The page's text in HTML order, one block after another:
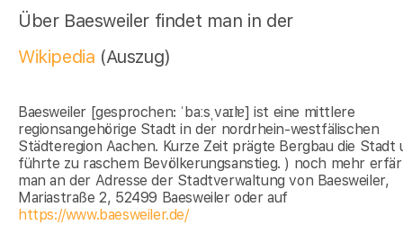
Über Baesweiler findet man in der
Wikipedia (Auszug)
Baesweiler [gesprochen: ˈbaːsˌvaɪlɐ] ist eine mittlere
regionsangehörige Stadt in der nordrhein-westfälischen
Städteregion Aachen. Kurze Zeit prägte Bergbau die Stadt
führte zu raschem Bevölkerungsanstieg. ) noch mehr
man an der Adresse der Stadtverwaltung von Baesweiler,
Mariastraße 2, 52499 Baesweiler oder auf
https://www.baesweiler.de/